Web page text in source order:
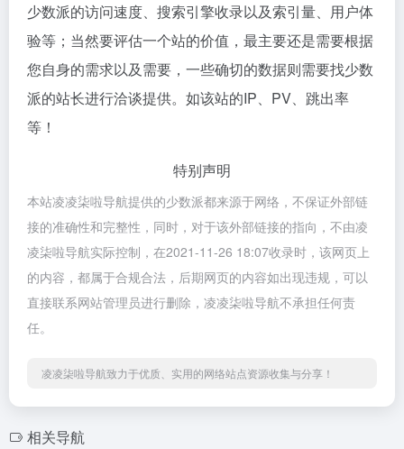
少数派的访问速度、搜索引擎收录以及索引量、用户体
验等；当然要评估一个站的价值，最主要还是需要根据
您自身的需求以及需要，一些确切的数据则需要找少数
派的站长进行洽谈提供。如该站的IP、PV、跳出率
等！
特别声明
本站凌凌柒啦导航提供的少数派都来源于网络，不保证外部链
接的准确性和完整性，同时，对于该外部链接的指向，不由凌
凌柒啦导航实际控制，在2021-11-26 18:07收录时，该网页上
的内容，都属于合规合法，后期网页的内容如出现违规，可以
直接联系网站管理员进行删除，凌凌柒啦导航不承担任何责
任。
凌凌柒啦导航致力于优质、实用的网络站点资源收集与分享！
相关导航